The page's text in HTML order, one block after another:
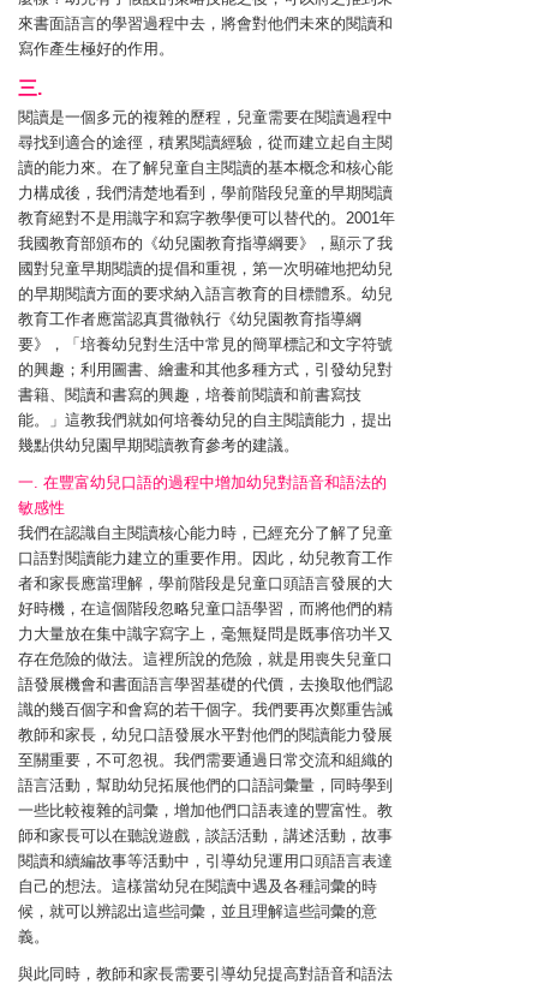
來書面語言的學習過程中去，將會對他們未來的閱讀和
寫作產生極好的作用。
三.
閱讀是一個多元的複雜的歷程，兒童需要在閱讀過程中
尋找到適合的途徑，積累閱讀經驗，從而建立起自主閱
讀的能力來。在了解兒童自主閱讀的基本概念和核心能
力構成後，我們清楚地看到，學前階段兒童的早期閱讀
教育絕對不是用識字和寫字教學便可以替代的。2001年
我國教育部頒布的《幼兒園教育指導綱要》，顯示了我
國對兒童早期閱讀的提倡和重視，第一次明確地把幼兒
的早期閱讀方面的要求納入語言教育的目標體系。幼兒
教育工作者應當認真貫徹執行《幼兒園教育指導綱
要》，「培養幼兒對生活中常見的簡單標記和文字符號
的興趣；利用圖書、繪畫和其他多種方式，引發幼兒對
書籍、閱讀和書寫的興趣，培養前閱讀和前書寫技
能。」這教我們就如何培養幼兒的自主閱讀能力，提出
幾點供幼兒園早期閱讀教育參考的建議。
一. 在豐富幼兒口語的過程中增加幼兒對語音和語法的
敏感性
我們在認識自主閱讀核心能力時，已經充分了解了兒童
口語對閱讀能力建立的重要作用。因此，幼兒教育工作
者和家長應當理解，學前階段是兒童口頭語言發展的大
好時機，在這個階段忽略兒童口語學習，而將他們的精
力大量放在集中識字寫字上，毫無疑問是既事倍功半又
存在危險的做法。這裡所說的危險，就是用喪失兒童口
語發展機會和書面語言學習基礎的代價，去換取他們認
識的幾百個字和會寫的若干個字。我們要再次鄭重告誡
教師和家長，幼兒口語發展水平對他們的閱讀能力發展
至關重要，不可忽視。我們需要通過日常交流和組織的
語言活動，幫助幼兒拓展他們的口語詞彙量，同時學到
一些比較複雜的詞彙，增加他們口語表達的豐富性。教
師和家長可以在聽說遊戲，談話活動，講述活動，故事
閱讀和續編故事等活動中，引導幼兒運用口頭語言表達
自己的想法。這樣當幼兒在閱讀中遇及各種詞彙的時
候，就可以辨認出這些詞彙，並且理解這些詞彙的意
義。
與此同時，教師和家長需要引導幼兒提高對語音和語法